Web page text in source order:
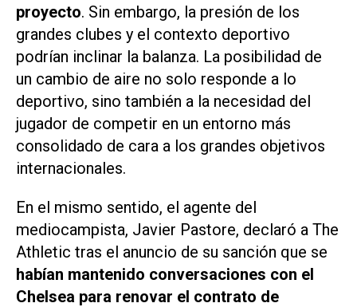
proyecto. Sin embargo, la presión de los
grandes clubes y el contexto deportivo
podrían inclinar la balanza. La posibilidad de
un cambio de aire no solo responde a lo
deportivo, sino también a la necesidad del
jugador de competir en un entorno más
consolidado de cara a los grandes objetivos
internacionales.
En el mismo sentido, el agente del
mediocampista, Javier Pastore, declaró a The
Athletic tras el anuncio de su sanción que se
habían mantenido conversaciones con el
Chelsea para renovar el contrato de